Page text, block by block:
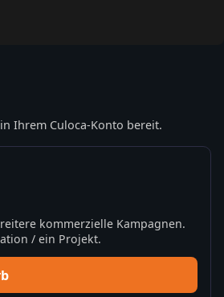
Ihrem Culoca-Konto bereit.
kommerzielle Kampagnen.
/ ein Projekt.